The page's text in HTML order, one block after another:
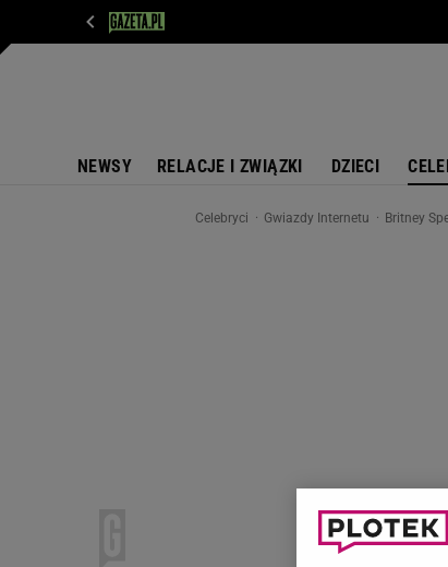
NEWSY RELACJE I ZWIĄZKI DZIECI
Celebryci Gwiazdy Internetu Britney